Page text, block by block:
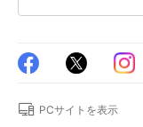
PCサイトを表示